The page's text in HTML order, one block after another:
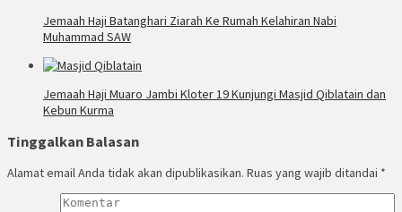
Jemaah Haji Batanghari Ziarah Ke Rumah Kelahiran Nabi
Muhammad SAW
Jemaah Haji Muaro Jambi Kloter 19 Kunjungi Masjid Qiblatain dan
Kebun Kurma
Tinggalkan Balasan
Alamat email Anda tidak akan dipublikasikan. Ruas yang wajib ditandai *